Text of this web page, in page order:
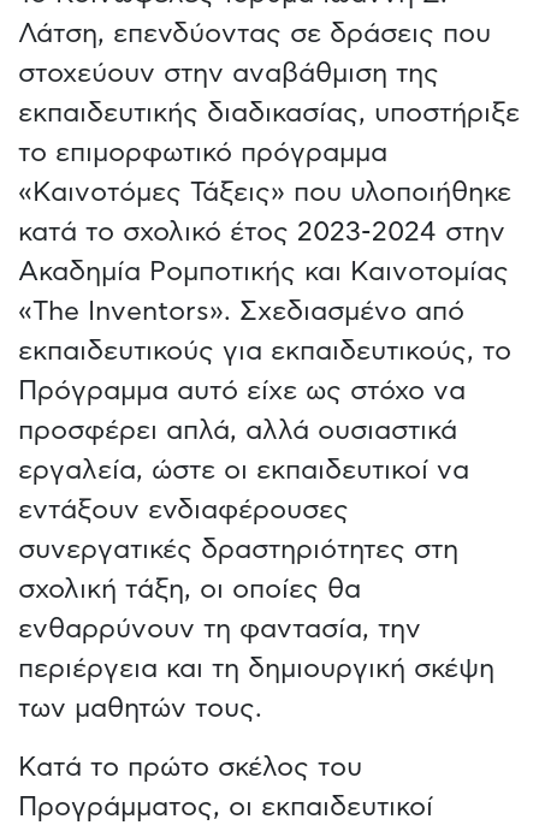
Λάτση, επενδύοντας σε δράσεις που
στοχεύουν στην αναβάθμιση της
εκπαιδευτικής διαδικασίας, υποστήριξε
το επιμορφωτικό πρόγραμμα
«Καινοτόμες Τάξεις» που υλοποιήθηκε
κατά το σχολικό έτος 2023-2024 στην
Ακαδημία Ρομποτικής και Καινοτομίας
«The Inventors». Σχεδιασμένο από
εκπαιδευτικούς για εκπαιδευτικούς, το
Πρόγραμμα αυτό είχε ως στόχο να
προσφέρει απλά, αλλά ουσιαστικά
εργαλεία, ώστε οι εκπαιδευτικοί να
εντάξουν ενδιαφέρουσες
συνεργατικές δραστηριότητες στη
σχολική τάξη, οι οποίες θα
ενθαρρύνουν τη φαντασία, την
περιέργεια και τη δημιουργική σκέψη
των μαθητών τους.
Κατά το πρώτο σκέλος του
Προγράμματος, οι εκπαιδευτικοί